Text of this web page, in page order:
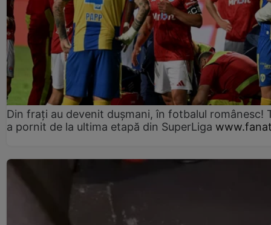
Din frați au devenit dușmani, în fotbalul românesc!
a pornit de la ultima etapă din SuperLiga